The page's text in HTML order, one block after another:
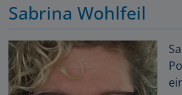
Sabrina Wohlfeil